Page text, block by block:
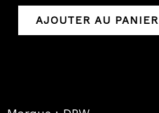
Marina
Militaire
AJOUTER AU PANIER